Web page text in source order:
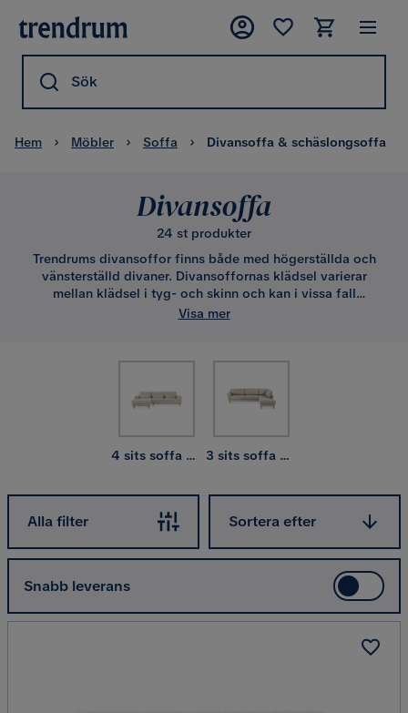
Sök
Hem Möbler Soffa Divansoffa & schäslongsoffa
Divansoffa
24 st produkter
Trendrums divansoffor finns både med högerställda och
vänsterställd divaner. Divansoffornas klädsel varierar
mellan klädsel i tyg- och skinn och kan i vissa fall
kundanpassas. När du ska införskaffa soffa, ställs du inför
ut sig.
Visa mer
4 sits soffa med divan 3 sits soffa med divan
Alla filter
Sortera efter
Snabb leverans